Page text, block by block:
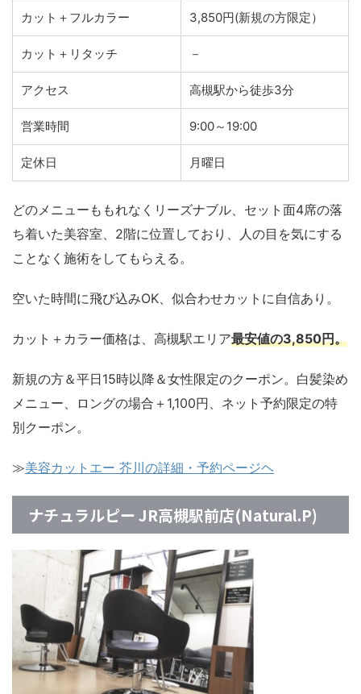
カット＋フルカラー 3,850円(新規の方限定）
カット＋リタッチ －
アクセス 高槻駅から徒歩3分
営業時間 9:00～19:00
定休日 月曜日
どのメニューももれなくリーズナブル、セット面4席の落
ち着いた美容室、2階に位置しており、人の目を気にする
ことなく施術をしてもらえる。
空いた時間に飛び込みOK、似合わせカットに自信あり。
カット＋カラー価格は、高槻駅エリア最安値の3,850円。
新規の方＆平日15時以降＆女性限定のクーポン。白髪染め
メニュー、ロングの場合＋1,100円、ネット予約限定の特
別クーポン。
≫美容カットエー 芥川の詳細・予約ページヘ
ナチュラルピー JR高槻駅前店(Natural.P)